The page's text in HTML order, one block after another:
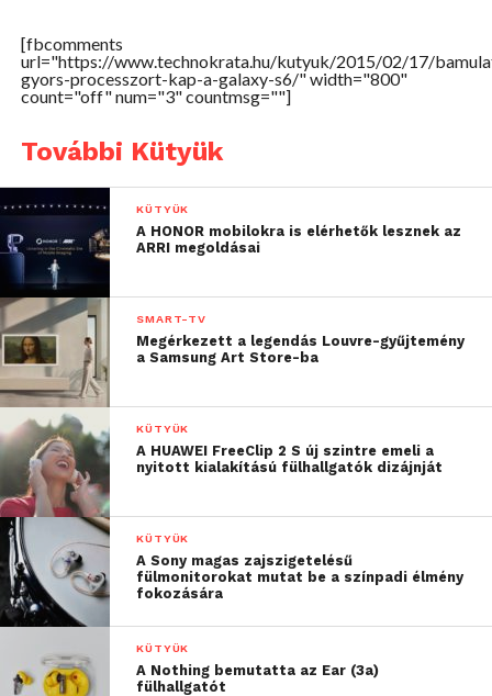
[fbcomments
url="https://www.technokrata.hu/kutyuk/2015/02/17/
gyors-processzort-kap-a-galaxy-s6/" width="800"
count="off" num="3" countmsg=""]
További Kütyük
KÜTYÜK
A HONOR mobilokra is elérhetők lesznek az
ARRI megoldásai
SMART-TV
Megérkezett a legendás Louvre-gyűjtemény
a Samsung Art Store-ba
KÜTYÜK
A HUAWEI FreeClip 2 S új szintre emeli a
nyitott kialakítású fülhallgatók dizájnját
KÜTYÜK
A Sony magas zajszigetelésű
fülmonitorokat mutat be a színpadi élmény
fokozására
KÜTYÜK
A Nothing bemutatta az Ear (3a)
fülhallgatót